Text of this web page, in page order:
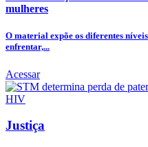
mulheres
O material expõe os diferentes
enfrentar,...
Acessar
Justiça